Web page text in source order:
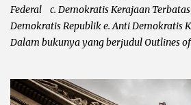
Federal c. Demokratis Kerajaan Terbatas
Demokratis Republik e. Anti Demokratis
Dalam bukunya yang berjudul Outlines
tidak memasukkan bentuk negara